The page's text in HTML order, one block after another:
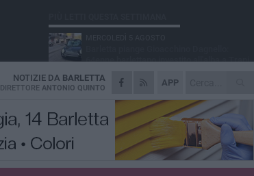
APP
NOTIZIE DA BARLETTA
DIRETTORE ANTONIO QUINTO
64enne barlettano investito all'alba a Trani
GIOVEDÌ 6 AGOSTO
Il ricordo di "Cecco", il benzinaio col
sorriso: «Contava i giorni che lo
separavano dalla pensione»
MERCOLEDÌ 5 AGOSTO
Jova Summer Party, giovedì mattina
sopralluogo nell'area dell'evento
DOMENICA 2 AGOSTO
Beni confiscati alla mafia. Nasce il servizio